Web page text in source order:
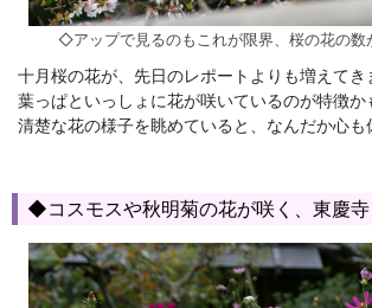
◇アップで見るのもこれが限界、桜の花の数
十月桜の花が、先日のレポートよりも増えてき
葉っぱといっしょに花が咲いているのが特徴か
清楚な花の様子を眺めていると、なんだか心も
◆コスモスや秋明菊の花が咲く、東慶寺